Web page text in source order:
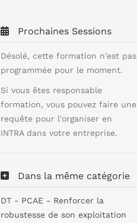
Prochaines Sessions
Désolé, cette formation n'est pas
programmée pour le moment.
Si vous êtes responsable
formation, vous pouvez faire une
requête pour l'organiser en
INTRA dans votre entreprise.
Dans la même catégorie
DT - PCAE - Renforcer la
robustesse de son exploitation